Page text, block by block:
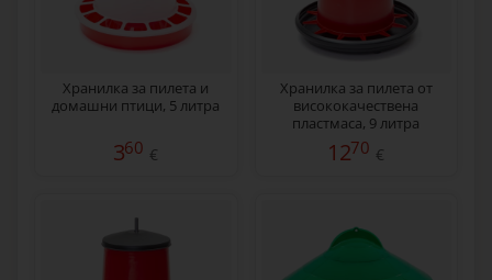
Хранилка за пилета и
домашни птици, 5 литра
360 €
Хранилка за пилета от
висококачествена
пластмаса, 9 литра
1270 €